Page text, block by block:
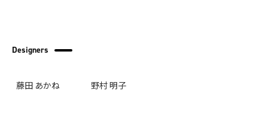
Designers
藤田 あかね 野村 明子